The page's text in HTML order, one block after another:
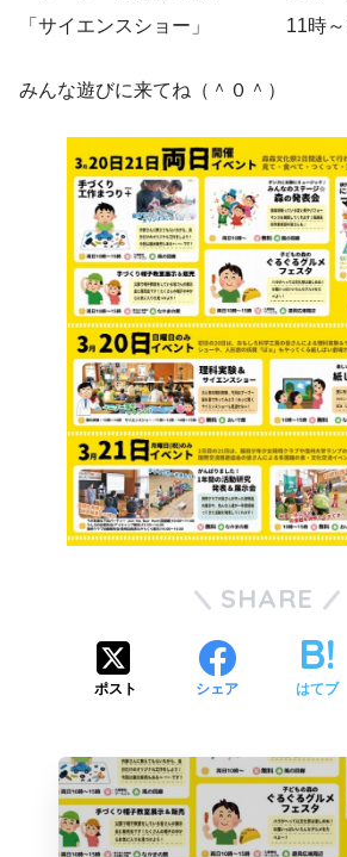
「サイエンスショー」 11時～
みんな遊びに来てね（＾０＾）
SHARE
ポスト シェア はてブ